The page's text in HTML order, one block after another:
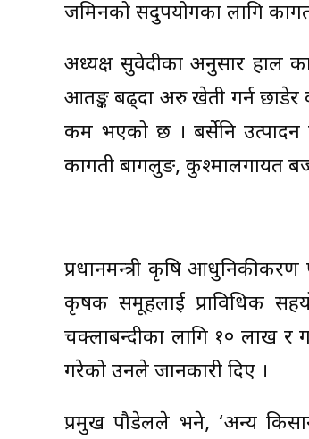
जमिनको सदुपयोगका लागि
अध्यक्ष सुवेदीका अनुसार हाल
आतङ्क बढ्दा अरु खेती गर्न छाडेर
कम भएको छ । बर्सेनि
कागती बागलुङ, कुश्मालगायत
प्रधानमन्त्री कृषि
कृषक समूहलाई प्राविधिक
चक्लाबन्दीका लागि १० लाख र
गरेको उनले जानकारी दिए ।
प्रमुख पौडेलले भने, ‘अन्य